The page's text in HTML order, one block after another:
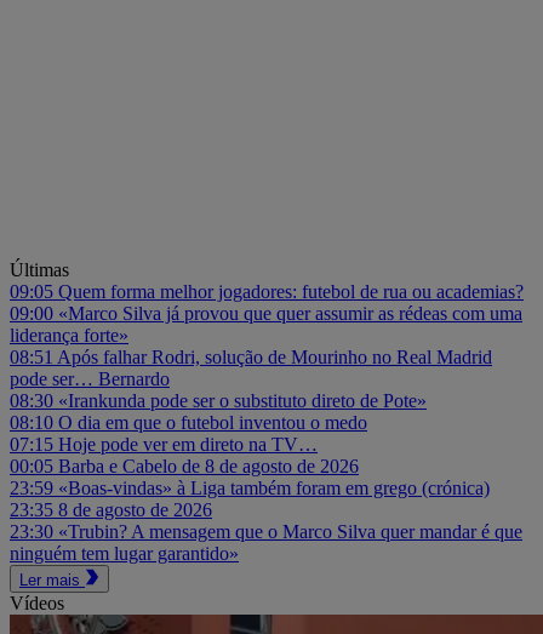
Últimas
09:05 Quem forma melhor jogadores: futebol de rua ou academias?
09:00 «Marco Silva já provou que quer assumir as rédeas com uma
liderança forte»
08:51 Após falhar Rodri, solução de Mourinho no Real Madrid
pode ser… Bernardo
08:30 «Irankunda pode ser o substituto direto de Pote»
08:10 O dia em que o futebol inventou o medo
07:15 Hoje pode ver em direto na TV…
00:05 Barba e Cabelo de 8 de agosto de 2026
23:59 «Boas-vindas» à Liga também foram em grego (crónica)
23:35 8 de agosto de 2026
23:30 «Trubin? A mensagem que o Marco Silva quer mandar é que
ninguém tem lugar garantido»
Ler mais
Vídeos